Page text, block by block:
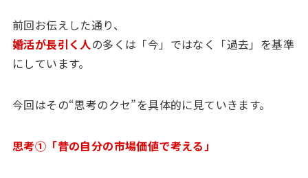
前回お伝えした通り、
婚活が長引く人の多くは「今」ではなく「過去」を基準
にしています。
今回はその“思考のクセ”を具体的に見ていきます。
思考①「昔の自分の市場価値で考える」